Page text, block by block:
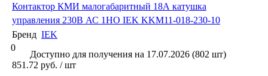
Контактор КМИ малогабаритный 18А катушка
управления 230В АС 1НО IEK KKM11-018-230-10
Бренд IEK
0
Доступно для получения на 17.07.2026 (802 шт)
851.72 руб. / шт